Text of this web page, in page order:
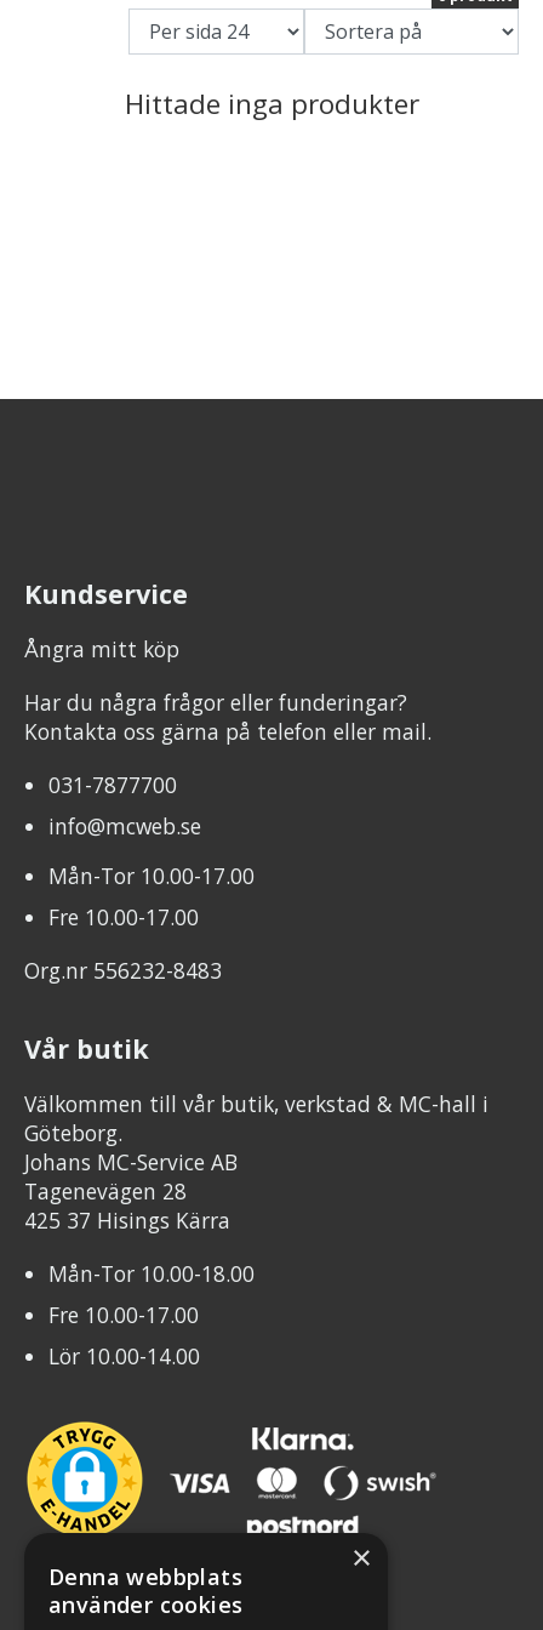
Hittade inga produkter
Kundservice
Ångra mitt köp
Har du några frågor eller funderingar?
Kontakta oss gärna på telefon eller mail.
031-7877700
info@mcweb.se
Mån-Tor 10.00-17.00
Fre 10.00-17.00
Org.nr 556232-8483
Vår butik
Välkommen till vår butik, verkstad & MC-hall i
Göteborg.
Johans MC-Service AB
Tagenevägen 28
425 37 Hisings Kärra
Mån-Tor 10.00-18.00
Fre 10.00-17.00
Lör 10.00-14.00
×
Denna webbplats
använder cookies